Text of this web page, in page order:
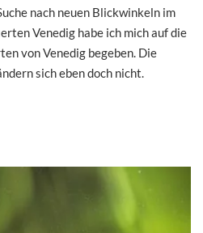
nach neuen Blickwinkeln im
Venedig habe ich mich auf die
von Venedig begeben. Die
sich eben doch nicht.